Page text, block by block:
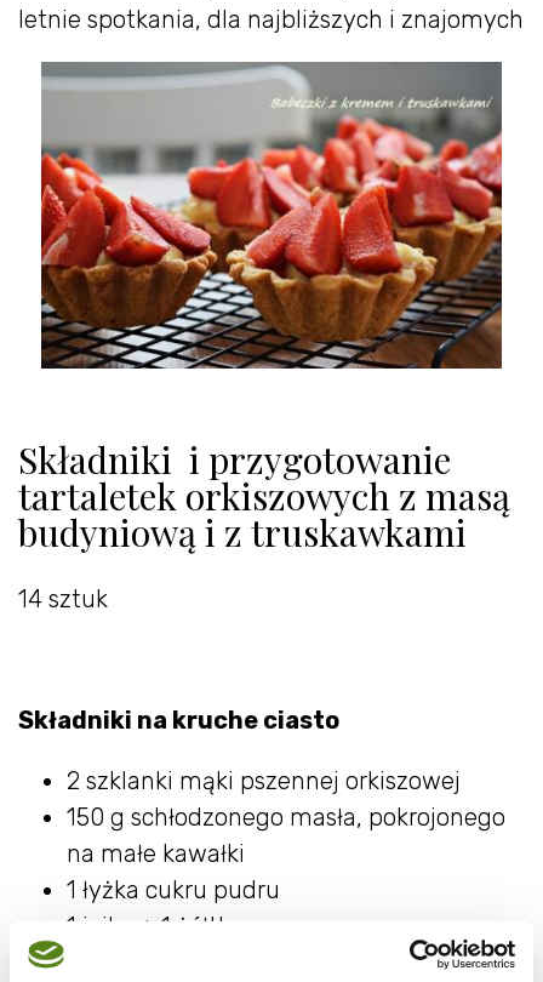
letnie spotkania, dla najbliższych i znajomych
Składniki i przygotowanie
tartaletek orkiszowych z masą
budyniową i z truskawkami
14 sztuk
Składniki na kruche ciasto
2 szklanki mąki pszennej orkiszowej
150 g schłodzonego masła, pokrojonego
na małe kawałki
1 łyżka cukru pudru
1 jajko + 1 żółtko